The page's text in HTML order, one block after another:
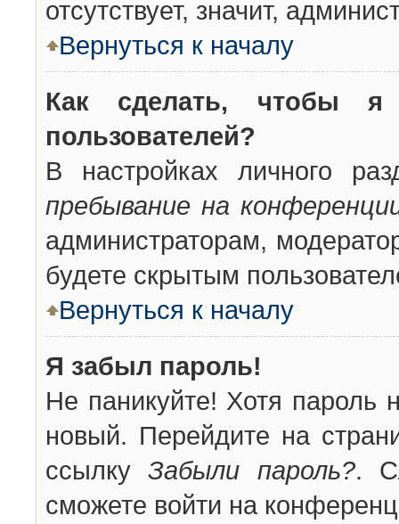
отсутствует, значит,
Вернуться к началу
Как сделать, чтобы
пользователей?
В настройках личного
пребывание на
администраторам,
будете скрытым
Вернуться к началу
Я забыл пароль!
Не паникуйте! Хотя пароль
новый. Перейдите на
ссылкуЗабыли пароль?.
сможете войти на